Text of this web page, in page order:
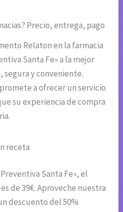
Precio, entrega, pago
Relaton en la farmacia
Santa Fe» a la mejor
segura y conveniente.
a ofrecer un servicio
su experiencia de compra
receta
Santa Fe», el
de 39€. Aproveche nuestra
descuento del 50%